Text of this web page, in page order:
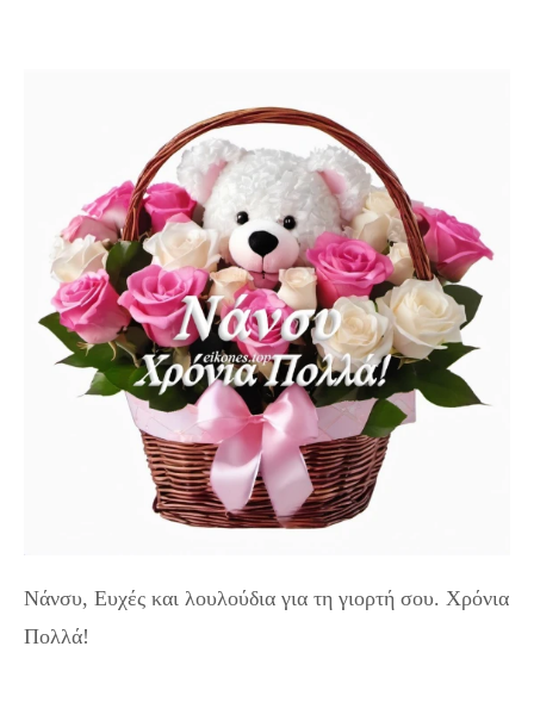
Νάνσυ, Ευχές και λουλούδια για τη γιορτή σου. Χρόνια
Πολλά!